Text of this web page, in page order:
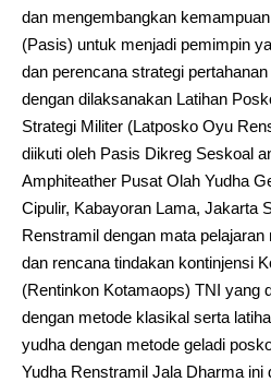
dan mengembangkan
(Pasis) untuk menjadi pemimpin
dan perencana strategi
dengan dilaksanakan Latihan
Strategi Militer (Latposko Oyu
diikuti oleh Pasis Dikreg Seskoal
Amphiteather Pusat Olah Yudha
Cipulir, Kabayoran Lama, Jakarta
Renstramil dengan mata
dan rencana tindakan kontinjensi
(Rentinkon Kotamaops) TNI yang
dengan metode klasikal serta
yudha dengan metode geladi
Yudha Renstramil Jala Dharma ini